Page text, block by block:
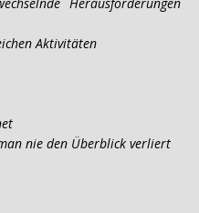
Aktivitäten
nie den Überblick verliert